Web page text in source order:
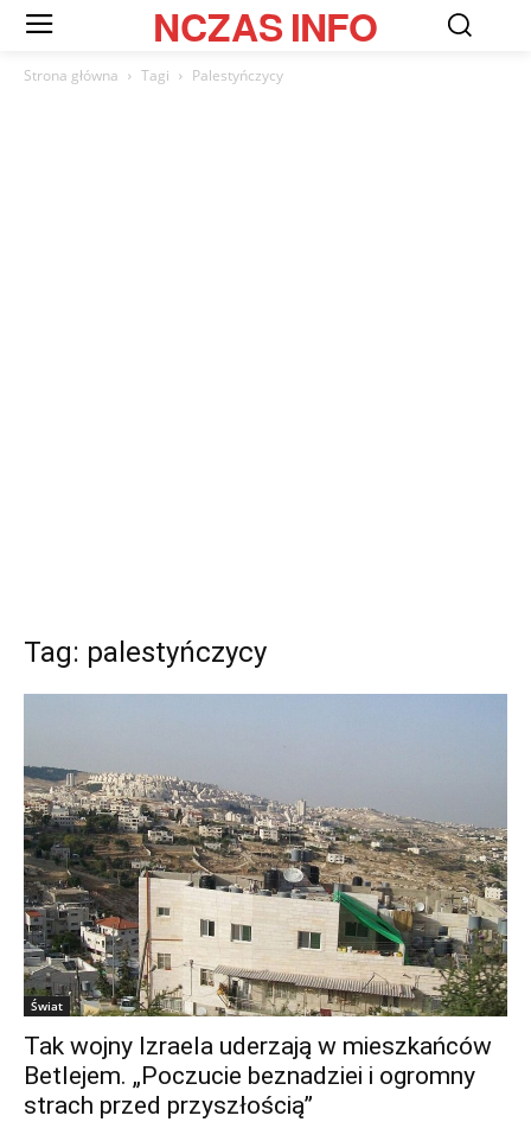
NCZASINFO
Strona główna Tagi Palestyńczycy
Tag: palestyńczycy
Świat
Tak wojny Izraela uderzają w mieszkańców
Betlejem. „Poczucie beznadziei i ogromny
strach przed przyszłością”